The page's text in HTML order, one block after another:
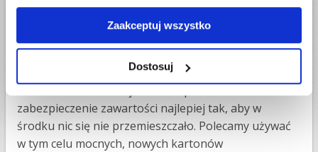
Zaakceptuj wszystko
Dostosuj
Pakowanie paczki
poprawne spakowanie. Przesyłka musi być
zapakowana zgodnie z wytycznymi danego
zabezpieczenie zawartości najlepiej tak, aby w
środku nic się nie przemieszczało. Polecamy używać
w tym celu mocnych, nowych kartonów